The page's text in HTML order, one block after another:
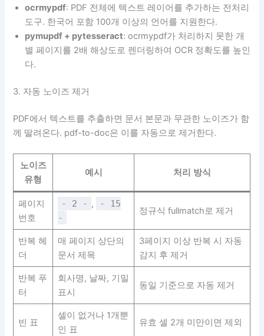
ocrmypdf: PDF 전체에 텍스트 레이어를 추가하는 전처리
도구. 한국어 포함 100개 이상의 언어를 지원한다.
pymupdf + pytesseract: ocrmypdf가 처리하지 못한 개
별 페이지를 2배 해상도로 렌더링하여 OCR 정확도를 높인
다.
3. 자동 노이즈 제거
PDF에서 텍스트를 추출하면 문서 본문과 무관한 노이즈가 함
께 딸려온다. pdf-to-doc은 이를 자동으로 제거한다.
노이즈
유형
예시 처리 방식
페이지
번호
- 2 - ,
- 15
-
정규식 fullmatch로 제거
반복 헤
더
매 페이지 상단의
문서 제목
3페이지 이상 반복 시 자동
감지 후 제거
반복 푸
터
회사명, 날짜, 기밀
표시
동일 기준으로 자동 제거
빈 표
셀이 없거나 1개뿐
인 표
유효 셀 2개 미만이면 제외